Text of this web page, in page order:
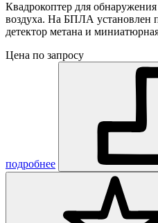
Квадрокоптер для
воздуха. На БПЛА установлен
детектор метана и
Цена по запросу
подробнее